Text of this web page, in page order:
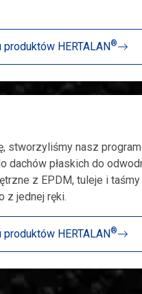
produktów HERTALAN®
stworzyliśmy nasz
dachów płaskich do
z EPDM, tuleje i
z jednej ręki.
produktów HERTALAN®